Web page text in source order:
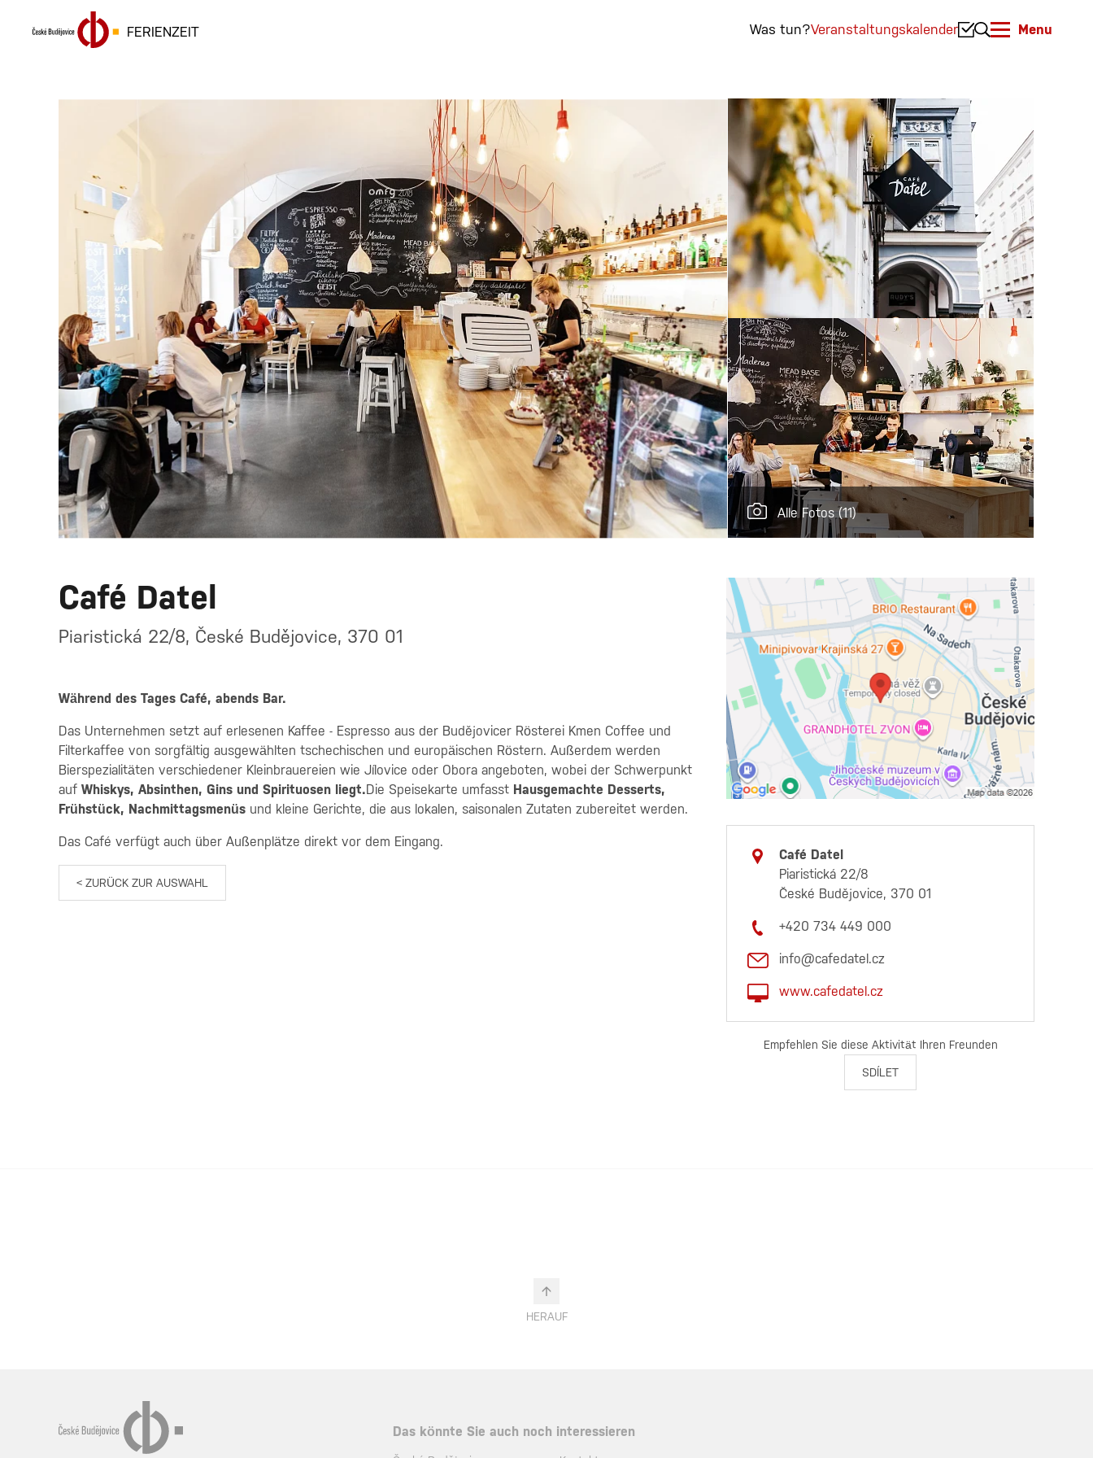
FERIENZEIT Was tun?Veranstaltungskalender Menu
Alle Fotos (11)
Café Datel
Piaristická 22/8, České Budějovice, 370 01
Während des Tages Café, abends Bar.
Das Unternehmen setzt auf erlesenen Kaffee - Espresso aus der Budějovicer Rösterei Kmen Coffee und
Filterkaffee von sorgfältig ausgewählten tschechischen und europäischen Röstern. Außerdem werden
Bierspezialitäten verschiedener Kleinbrauereien wie Jílovice oder Obora angeboten, wobei der Schwerpunkt
auf Whiskys, Absinthen, Gins und Spirituosen liegt.Die Speisekarte umfasst Hausgemachte Desserts,
Frühstück, Nachmittagsmenüs und kleine Gerichte, die aus lokalen, saisonalen Zutaten zubereitet werden.
Das Café verfügt auch über Außenplätze direkt vor dem Eingang.
< ZURÜCK ZUR AUSWAHL
Café Datel
Piaristická 22/8
České Budějovice, 370 01
+420 734 449 000
info@cafedatel.cz
www.cafedatel.cz
Empfehlen Sie diese Aktivität Ihren Freunden
SDÍLET
HERAUF
Das könnte Sie auch noch interessieren